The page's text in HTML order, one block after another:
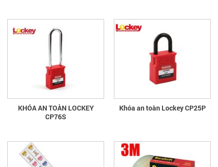
KHÓA AN TOÀN LOCKEY
CP76S
Khóa an toàn Lockey CP25P